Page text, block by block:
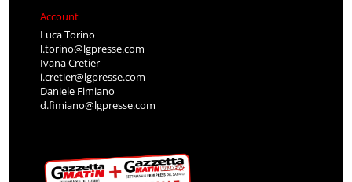
Account
Luca Torino
l.torino@lgpresse.com
Ivana Cretier
i.cretier@lgpresse.com
Daniele Fimiano
d.fimiano@lgpresse.com